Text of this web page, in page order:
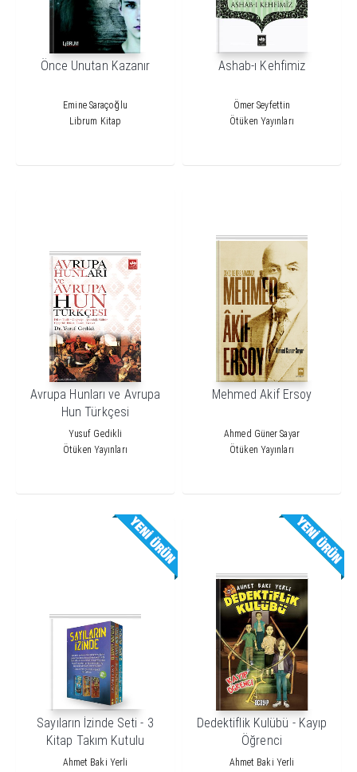
Önce Unutan Kazanır
Emine Saraçoğlu
Librum Kitap
Ashab-ı Kehfimiz
Ömer Seyfettin
Ötüken Yayınları
Avrupa Hunları ve Avrupa
Hun Türkçesi
Yusuf Gedikli
Ötüken Yayınları
Mehmed Akif Ersoy
Ahmed Güner Sayar
Ötüken Yayınları
Sayıların İzinde Seti - 3
Kitap Takım Kutulu
Ahmet Baki Yerli
Dedektiflik Kulübü - Kayıp
Öğrenci
Ahmet Baki Yerli